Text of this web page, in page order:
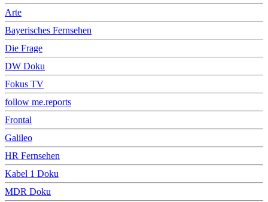
Arte
Bayerisches Fernsehen
Die Frage
DW Doku
Fokus TV
follow me.reports
Frontal
Galileo
HR Fernsehen
Kabel 1 Doku
MDR Doku